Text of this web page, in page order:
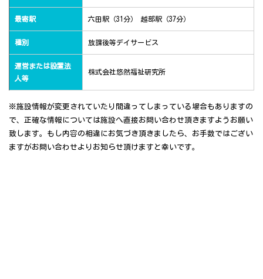
最寄駅 六田駅（31分） 越部駅（37分）
種別 放課後等デイサービス
運営または設置法
人等
株式会社悠然福祉研究所
※施設情報が変更されていたり間違ってしまっている場合もありますの
で、正確な情報については施設へ直接お問い合わせ頂きますようお願い
致します。もし内容の相違にお気づき頂きましたら、お手数ではござい
ますがお問い合わせよりお知らせ頂けますと幸いです。